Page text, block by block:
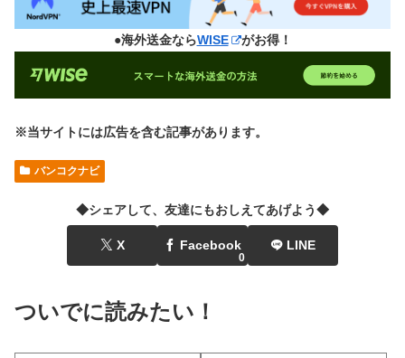
●海外送金ならWISE がお得！
※当サイトには広告を含む記事があります。
バンコクナビ
◆シェアして、友達にもおしえてあげよう◆
X Facebook
0
LINE
ついでに読みたい！